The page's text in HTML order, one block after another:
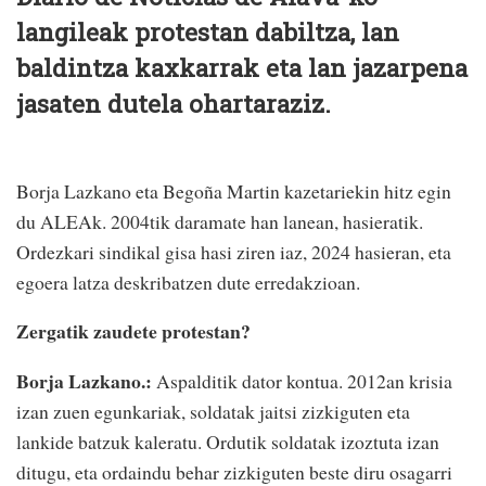
langileak protestan dabiltza, lan
baldintza kaxkarrak eta lan jazarpena
jasaten dutela ohartaraziz.
Borja Lazkano eta Begoña Martin kazetariekin hitz egin
du ALEAk. 2004tik daramate han lanean, hasieratik.
Ordezkari sindikal gisa hasi ziren iaz, 2024 hasieran, eta
egoera latza deskribatzen dute erredakzioan.
Zergatik zaudete protestan?
Borja Lazkano.: Aspalditik dator kontua. 2012an krisia
izan zuen egunkariak, soldatak jaitsi zizkiguten eta
lankide batzuk kaleratu. Ordutik soldatak izoztuta izan
ditugu, eta ordaindu behar zizkiguten beste diru osagarri